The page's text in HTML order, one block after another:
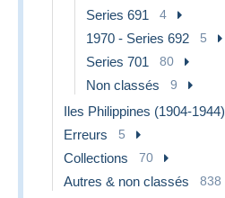
Series 691 4
1970 - Series 692 5
Series 701 80
Non classés 9
Iles Philippines (1904-1944)
Erreurs 5
Collections 70
Autres & non classés 838